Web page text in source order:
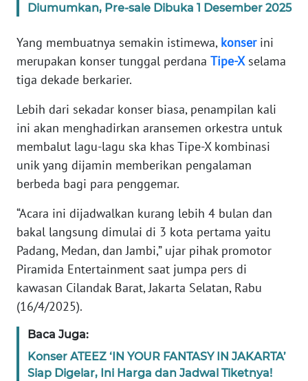
Diumumkan, Pre-sale Dibuka 1 Desember 2025
Yang membuatnya semakin istimewa, konserini
merupakan konser tunggal perdana Tipe-Xselama
tiga dekade berkarier.
Lebih dari sekadar konser biasa, penampilan kali
ini akan menghadirkan aransemen orkestra untuk
membalut lagu-lagu ska khas Tipe-X kombinasi
unik yang dijamin memberikan pengalaman
berbeda bagi para penggemar.
“Acara ini dijadwalkan kurang lebih 4 bulan dan
bakal langsung dimulai di 3 kota pertama yaitu
Padang, Medan, dan Jambi,” ujar pihak promotor
Piramida Entertainment saat jumpa pers di
kawasan Cilandak Barat, Jakarta Selatan, Rabu
(16/4/2025).
Baca Juga:
Konser ATEEZ ‘IN YOUR FANTASY IN JAKARTA’
Siap Digelar, Ini Harga dan Jadwal Tiketnya!
TENTANG
PEDOMAN
MEDIA
SIBER
REDAKSI
KARIR
Wahana
News
Regional
WN
SUMUT
JAKARTA